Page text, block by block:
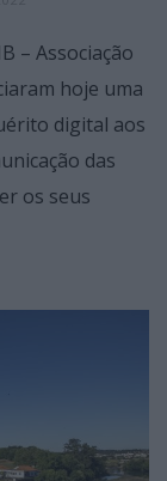
– Associação
hoje uma
digital aos
das
os seus